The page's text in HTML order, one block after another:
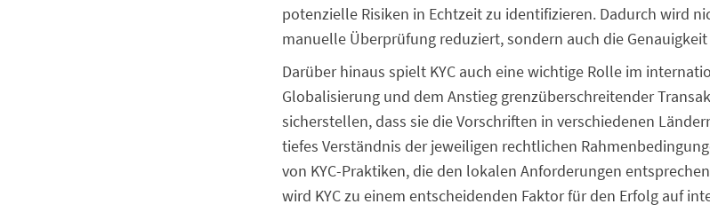
potenzielle Risiken in Echtzeit zu identifizieren. Dadurch wird
manuelle Überprüfung reduziert, sondern auch die
Darüber hinaus spielt KYC auch eine wichtige Rolle im
Globalisierung und dem Anstieg grenzüberschreitender
sicherstellen, dass sie die Vorschriften in verschiedenen
tiefes Verständnis der jeweiligen rechtlichen
von KYC-Praktiken, die den lokalen Anforderungen
wird KYC zu einem entscheidenden Faktor für den Erfolg auf